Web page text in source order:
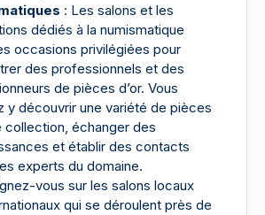
: Les salons et les
dédiés à la numismatique
occasions privilégiées pour
des professionnels et des
de pièces d’or. Vous
y découvrir une variété de pièces
collection, échanger des
et établir des contacts
experts du domaine.
vous sur les salons locaux
qui se déroulent près de